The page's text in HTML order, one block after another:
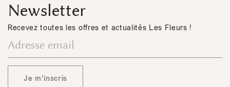
Newsletter
Recevez toutes les offres et actualités Les Fleurs !
Je m'inscris